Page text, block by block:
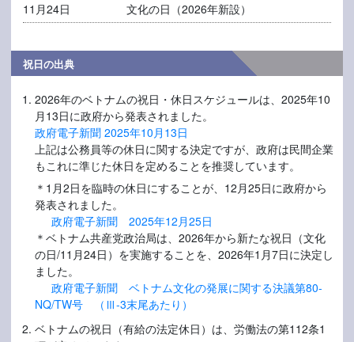
11月24日
文化の日（2026年新設）
祝日の出典
2026年のベトナムの祝日・休日スケジュールは、2025年10
月13日に政府から発表されました。
政府電子新聞 2025年10月13日
上記は公務員等の休日に関する決定ですが、政府は民間企業
もこれに準じた休日を定めることを推奨しています。
＊1月2日を臨時の休日にすることが、12月25日に政府から
発表されました。
政府電子新聞 2025年12月25日
＊ベトナム共産党政治局は、2026年から新たな祝日（文化
の日/11月24日）を実施することを、2026年1月7日に決定し
ました。
政府電子新聞 ベトナム文化の発展に関する決議第80-
NQ/TW号 （Ⅲ-3末尾あたり）
ベトナムの祝日（有給の法定休日）は、労働法の第112条1